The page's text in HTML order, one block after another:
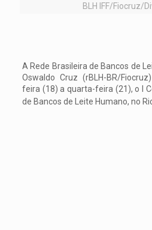
BLH IFF/Fiocruz/
A Rede Brasileira de Bancos de
Oswaldo Cruz (rBLH-BR/
feira (18) a quarta-feira (21), o I
de Bancos de Leite Humano, no